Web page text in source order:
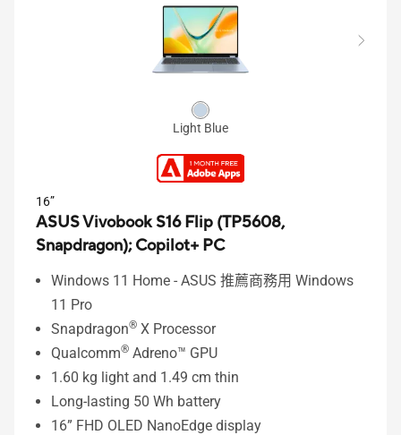
Light Blue
16”
ASUS Vivobook S16 Flip (TP5608,
Snapdragon);Copilot+ PC
Windows 11 Home - ASUS 推薦商務用 Windows
11 Pro
Snapdragon® X Processor
Qualcomm® Adreno™ GPU
1.60 kg light and 1.49 cm thin
Long-lasting 50 Wh battery
16” FHD OLED NanoEdge display